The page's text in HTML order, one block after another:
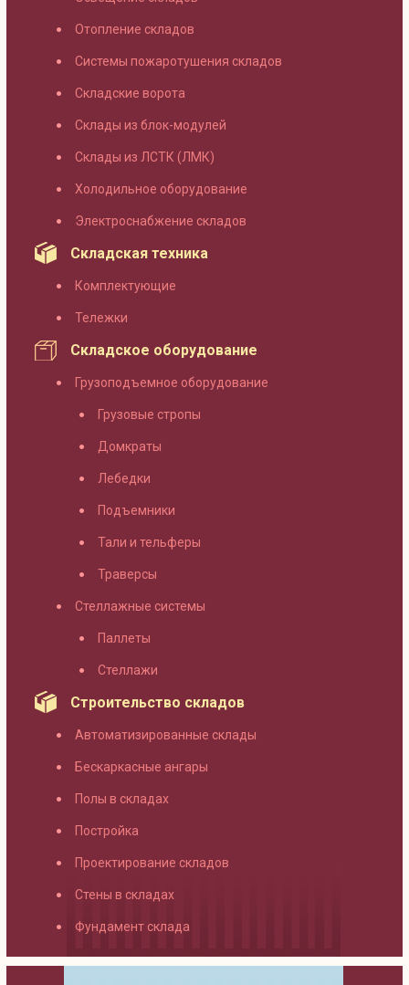
Отопление складов
Системы пожаротушения складов
Складские ворота
Склады из блок-модулей
Склады из ЛСТК (ЛМК)
Холодильное оборудование
Электроснабжение складов
Складская техника
Комплектующие
Тележки
Складское оборудование
Грузоподъемное оборудование
Грузовые стропы
Домкраты
Лебедки
Подъемники
Тали и тельферы
Траверсы
Стеллажные системы
Паллеты
Стеллажи
Строительство складов
Автоматизированные склады
Бескаркасные ангары
Полы в складах
Постройка
Проектирование складов
Стены в складах
Фундамент склада